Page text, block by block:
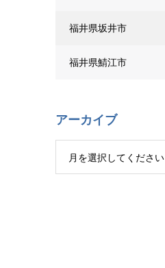
福井県坂井市
福井県鯖江市
アーカイブ
月を選択してください